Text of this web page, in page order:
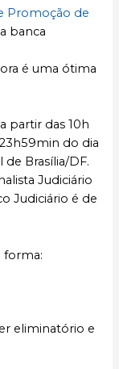
Promoção de
banca
é uma ótima
partir das 10h
do dia
Brasília/DF.
Judiciário
Judiciário é de
forma:
eliminatório e